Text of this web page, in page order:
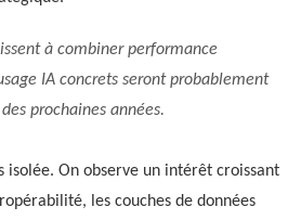
à combiner performance
IA concrets seront probablement
prochaines années.
isolée. On observe un intérêt croissant
les couches de données